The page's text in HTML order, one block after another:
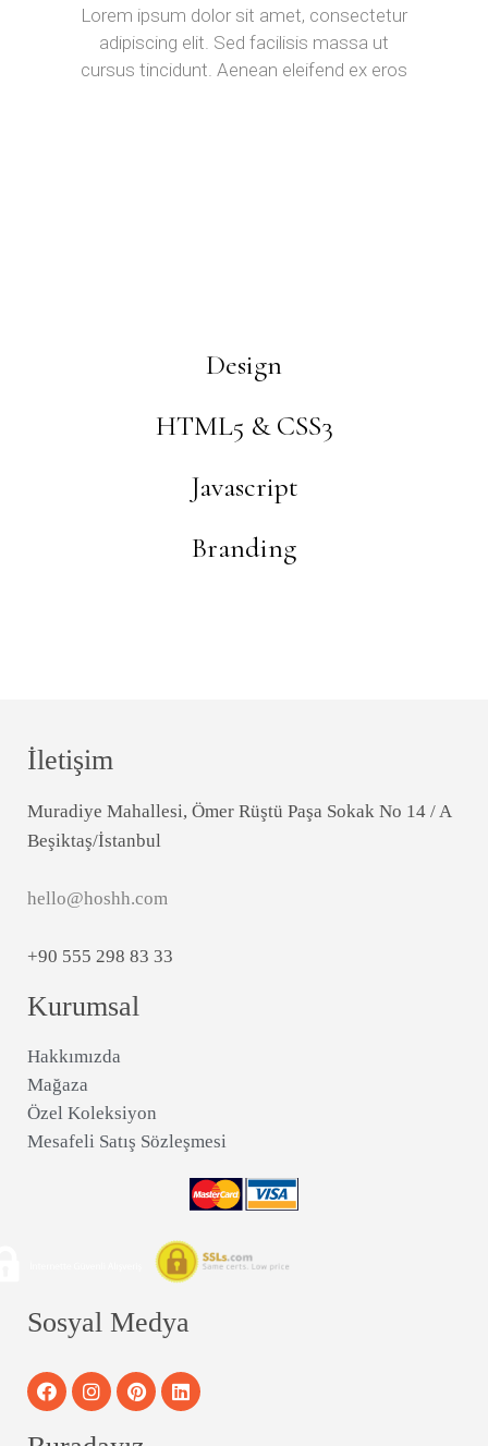
Lorem ipsum dolor sit amet, consectetur
adipiscing elit. Sed facilisis massa ut
cursus tincidunt. Aenean eleifend ex eros
Design
HTML5 & CSS3
Javascript
Branding
İletişim
Muradiye Mahallesi, Ömer Rüştü Paşa Sokak No 14 / A
Beşiktaş/İstanbul
hello@hoshh.com
+90 555 298 83 33
Kurumsal
Hakkımızda
Mağaza
Özel Koleksiyon
Mesafeli Satış Sözleşmesi
Sosyal Medya